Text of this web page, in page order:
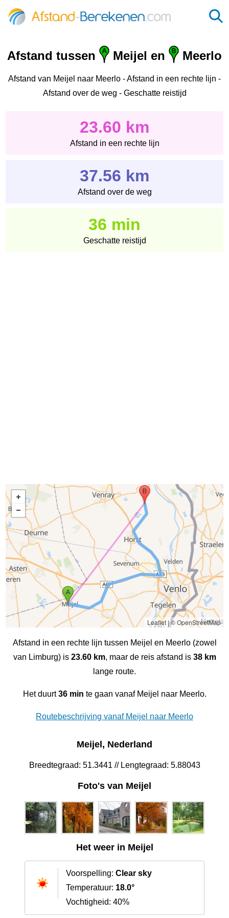
Afstand tussen Meijel en Meerlo
Afstand van Meijel naar Meerlo - Afstand in een rechte lijn -
Afstand over de weg - Geschatte reistijd
23.60 km
Afstand in een rechte lijn
37.56 km
Afstand over de weg
36 min
Geschatte reistijd
Leaflet|© OpenStreetMap
Afstand in een rechte lijn tussen Meijel en Meerlo (zowel
van Limburg) is 23.60 km, maar de reis afstand is 38 km
lange route.
Het duurt36 min te gaan vanaf Meijel naar Meerlo.
Routebeschrijving vanaf Meijel naar Meerlo
Meijel, Nederland
Breedtegraad: 51.3441 // Lengtegraad: 5.88043
Foto's van Meijel
Het weer in Meijel
Voorspelling: Clear sky
Temperatuur: 18.0°
Vochtigheid: 40%